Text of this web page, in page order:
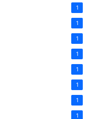
1
1
1
1
1
1
1
1